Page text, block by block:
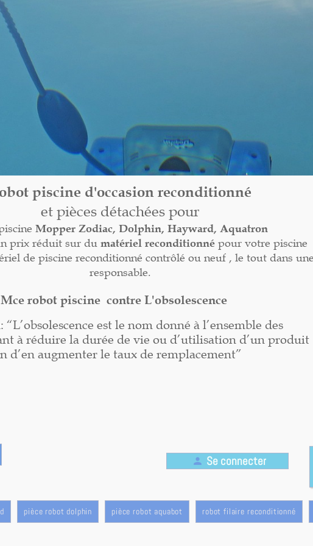
piscine d'occasion reconditionné
et pièces détachées pour
Mopper Zodiac, Dolphin, Hayward, Aquatron
prix réduit sur du matériel reconditionné pour votre piscine
de piscine reconditionné contrôlé ou neuf , le tout dans
responsable.
Mce robot piscine contre L'obsolescence
est le nom donné à l’ensemble des
à réduire la durée de vie ou d’utilisation d’un produit
d’en augmenter le taux de remplacement”
pièce robot dolphin pièce robot aquabot robot filaire reconditionné
person Se connecter